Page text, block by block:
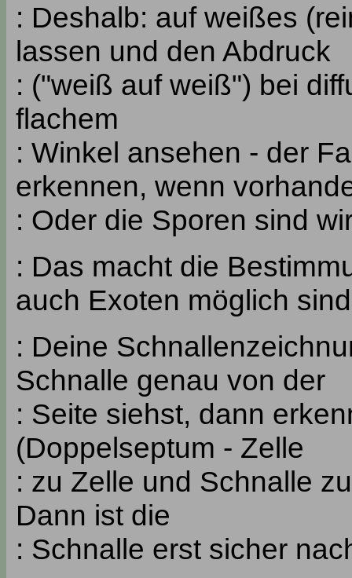
: Deshalb: auf weißes
lassen und den Abdruck
: ("weiß auf weiß") bei
flachem
: Winkel ansehen - der
erkennen, wenn
: Oder die Sporen sind
: Das macht die
auch Exoten möglich
: Deine
Schnalle genau von der
: Seite siehst, dann
(Doppelseptum - Zelle
: zu Zelle und Schnalle
Dann ist die
: Schnalle erst sicher